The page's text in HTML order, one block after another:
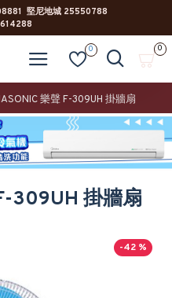
堅尼地城 25550788
0 0
樂聲 F-309UH 掛牆扇
309UH 掛牆扇
-42 %